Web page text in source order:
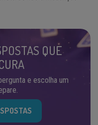
QUE
e escolha um